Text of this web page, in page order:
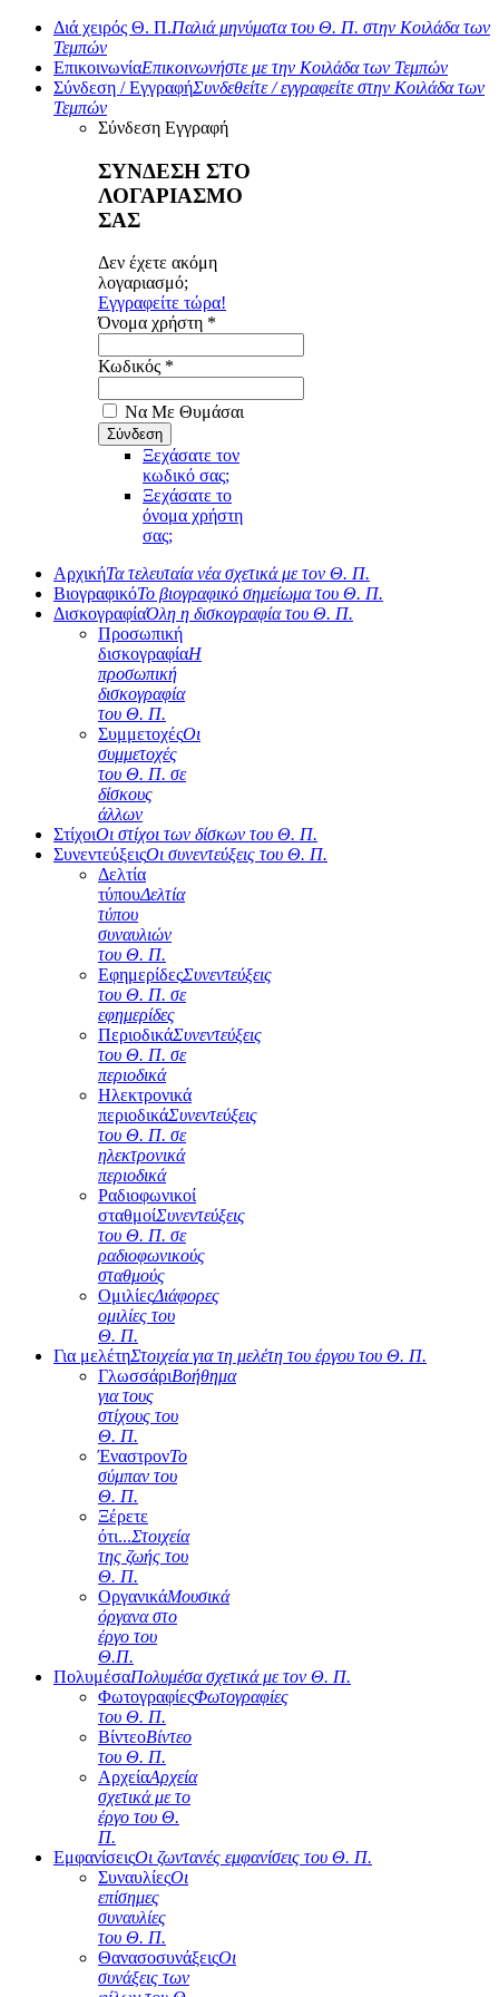
Διά χειρός Θ. Π.Παλιά μηνύματα του Θ. Π. στην Κοιλάδα των
Τεμπών
ΕπικοινωνίαΕπικοινωνήστε με την Κοιλάδα των Τεμπών
Σύνδεση / ΕγγραφήΣυνδεθείτε / εγγραφείτε στην Κοιλάδα των
Τεμπών
Σύνδεση Εγγραφή
ΣΥΝΔΕΣΗ ΣΤΟ
ΛΟΓΑΡΙΑΣΜΟ
ΣΑΣ
Δεν έχετε ακόμη
λογαριασμό;
Εγγραφείτε τώρα!
Όνομα χρήστη *
Κωδικός *
Να Με Θυμάσαι
Ξεχάσατε τον
κωδικό σας;
Ξεχάσατε το
όνομα χρήστη
σας;
ΑρχικήΤα τελευταία νέα σχετικά με τον Θ. Π.
ΒιογραφικόΤο βιογραφικό σημείωμα του Θ. Π.
ΔισκογραφίαΌλη η δισκογραφία του Θ. Π.
Προσωπική
δισκογραφίαΗ
προσωπική
δισκογραφία
του Θ. Π.
ΣυμμετοχέςΟι
συμμετοχές
του Θ. Π. σε
δίσκους
άλλων
ΣτίχοιΟι στίχοι των δίσκων του Θ. Π.
ΣυνεντεύξειςΟι συνεντεύξεις του Θ. Π.
Δελτία
τύπουΔελτία
τύπου
συναυλιών
του Θ. Π.
ΕφημερίδεςΣυνεντεύξεις
του Θ. Π. σε
εφημερίδες
ΠεριοδικάΣυνεντεύξεις
του Θ. Π. σε
περιοδικά
Ηλεκτρονικά
περιοδικάΣυνεντεύξεις
του Θ. Π. σε
ηλεκτρονικά
περιοδικά
Ραδιοφωνικοί
σταθμοίΣυνεντεύξεις
του Θ. Π. σε
ραδιοφωνικούς
σταθμούς
ΟμιλίεςΔιάφορες
ομιλίες του
Θ. Π.
Για μελέτηΣτοιχεία για τη μελέτη του έργου του Θ. Π.
ΓλωσσάριΒοήθημα
για τους
στίχους του
Θ. Π.
ΈναστρονΤο
σύμπαν του
Θ. Π.
Ξέρετε
ότι...Στοιχεία
της ζωής του
Θ. Π.
ΟργανικάΜουσικά
όργανα στο
έργο του
Θ.Π.
ΠολυμέσαΠολυμέσα σχετικά με τον Θ. Π.
ΦωτογραφίεςΦωτογραφίες
του Θ. Π.
ΒίντεοΒίντεο
του Θ. Π.
ΑρχείαΑρχεία
σχετικά με το
έργο του Θ.
Π.
ΕμφανίσειςΟι ζωντανές εμφανίσεις του Θ. Π.
ΣυναυλίεςΟι
επίσημες
συναυλίες
του Θ. Π.
ΘανασοσυνάξειςΟι
συνάξεις των